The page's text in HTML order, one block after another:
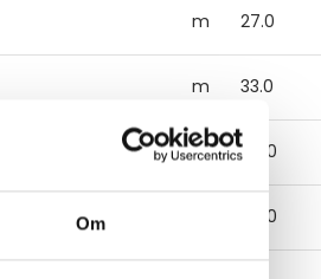
Om
m 27.0
m 33.0
m 40.0
47.0